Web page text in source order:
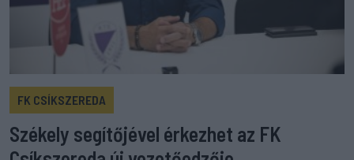
FK CSÍKSZEREDA
Székely segítőjével érkezhet az FK